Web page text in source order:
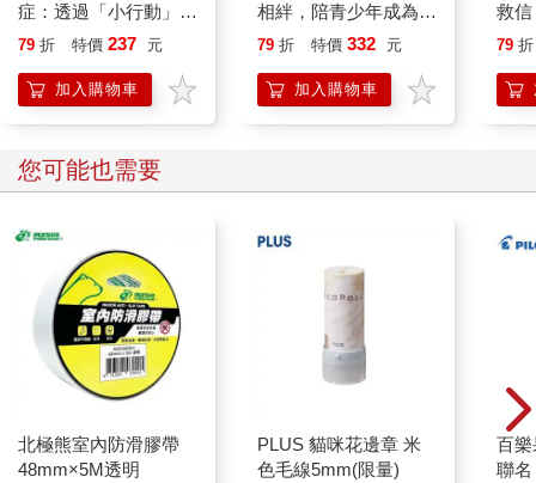
症：透過「小行動」打
開大腦的行動開關，懶
的37個科學方法
79 折 特價 237 元
加入購物車
相絆，陪青少年成為想
要的自己
79 折 特價 332 元
加入購物車
救信
79 折
您可能也需要
北極熊室內防滑膠帶
48mm×5M透明
PLUS 貓咪花邊章 米
色毛線5mm(限量)
百
聯